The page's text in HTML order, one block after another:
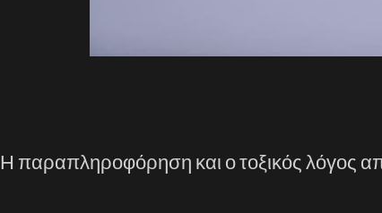
Η παραπληροφόρηση και ο τοξικός λόγος